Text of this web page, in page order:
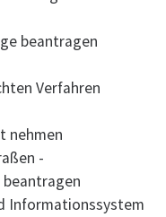
beantragen
Verfahren
nehmen
-
Informationssystem